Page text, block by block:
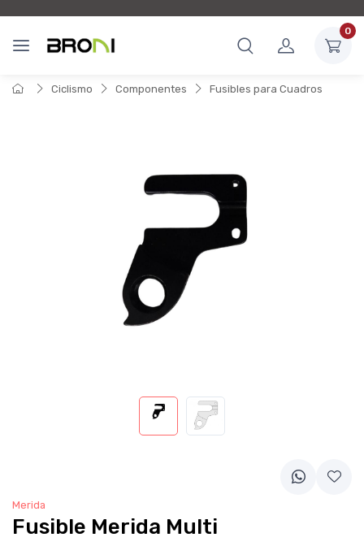
0
Ciclismo Componentes Fusibles para Cuadros
Merida
Fusible Merida Multi